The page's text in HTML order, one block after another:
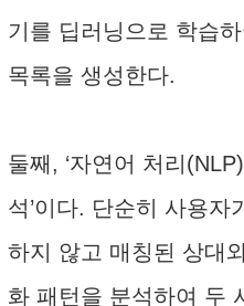
기를 딥러닝으로 학습
목록을 생성한다.
둘째, ‘자연어 처리
석’이다. 단순히 사용
하지 않고 매칭된 상대
화 패턴을 분석하여 두